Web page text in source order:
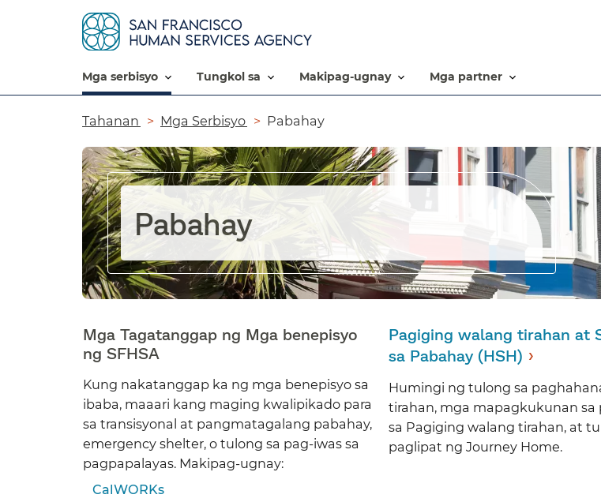
mga serbisyo​​ tungkol sa​​ makipag-ugnay​​ mga partner​​
Breadcrumb​​
Tahanan​​ Mga Serbisyo​​ Pabahay​​
Pabahay​​
Mga Tagatanggap ng Mga benepisyo
ng SFHSA​​
Kung nakatanggap ka ng mga benepisyo sa
ibaba, maaari kang maging kwalipikado para
sa transisyonal at pangmatagalang pabahay,
emergency shelter, o tulong sa pag-iwas sa
pagpapalayas. Makipag-ugnay:​​
CalWORKs​​
Pagiging walang tirahan at
sa Pabahay (HSH)​​ ›​​
Humingi ng tulong sa
tirahan, mga mapagkukunan sa
sa Pagiging walang tirahan, at
paglipat ng Journey Home.​​